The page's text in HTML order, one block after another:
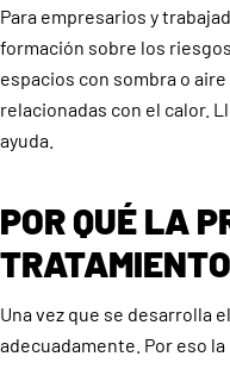
Para empresarios y
formación sobre los
espacios con sombra o
relacionadas con el calor.
ayuda.
POR QUÉ LA
TRATAMIENTO
Una vez que se desarrolla
adecuadamente. Por eso